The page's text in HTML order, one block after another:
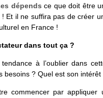
dépends ce que doit être
! Et il ne suffira pas de créer
en France !
dans tout ça ?
à l’oublier dans
besoins ? Quel est son intérêt
commencer par appliquer